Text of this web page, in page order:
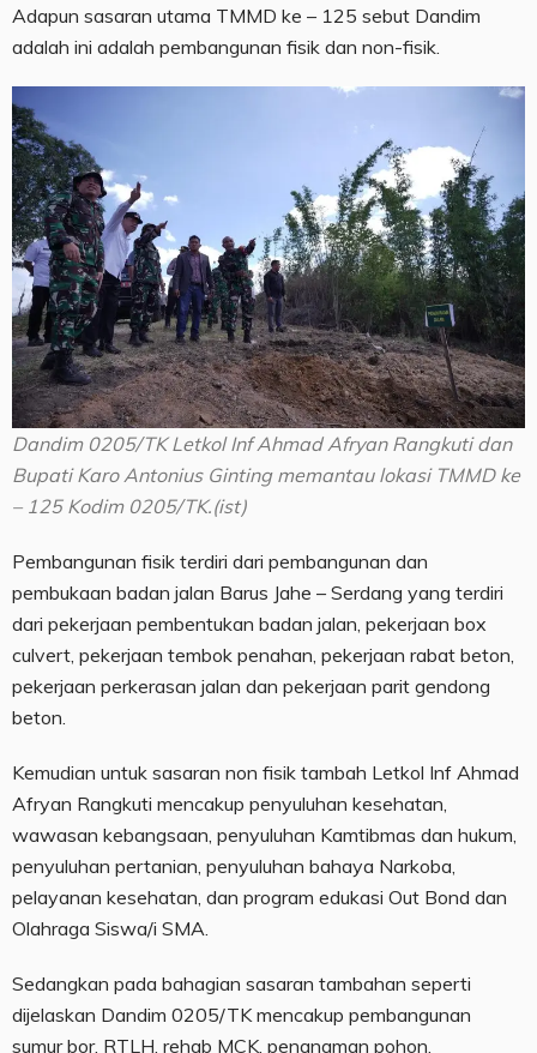
Adapun sasaran utama TMMD ke – 125 sebut Dandim
adalah ini adalah pembangunan fisik dan non-fisik.
Dandim 0205/TK Letkol Inf Ahmad Afryan Rangkuti dan
Bupati Karo Antonius Ginting memantau lokasi TMMD ke
– 125 Kodim 0205/TK.(ist)
Pembangunan fisik terdiri dari pembangunan dan
pembukaan badan jalan Barus Jahe – Serdang yang terdiri
dari pekerjaan pembentukan badan jalan, pekerjaan box
culvert, pekerjaan tembok penahan, pekerjaan rabat beton,
pekerjaan perkerasan jalan dan pekerjaan parit gendong
beton.
Kemudian untuk sasaran non fisik tambah Letkol Inf Ahmad
Afryan Rangkuti mencakup penyuluhan kesehatan,
wawasan kebangsaan, penyuluhan Kamtibmas dan hukum,
penyuluhan pertanian, penyuluhan bahaya Narkoba,
pelayanan kesehatan, dan program edukasi Out Bond dan
Olahraga Siswa/i SMA.
Sedangkan pada bahagian sasaran tambahan seperti
dijelaskan Dandim 0205/TK mencakup pembangunan
sumur bor, RTLH, rehab MCK, penanaman pohon,